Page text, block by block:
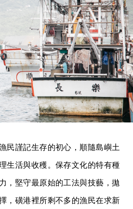
民謹記生存的初心，順隨島嶼土
生活與收穫。保存文化的特有種
，堅守最原始的工法與技藝，拋
，磺港裡所剩不多的漁民在求新